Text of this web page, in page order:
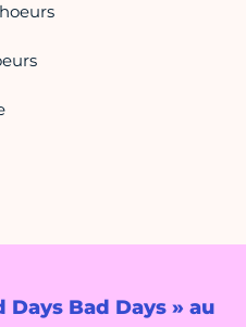
Days Bad Days » au